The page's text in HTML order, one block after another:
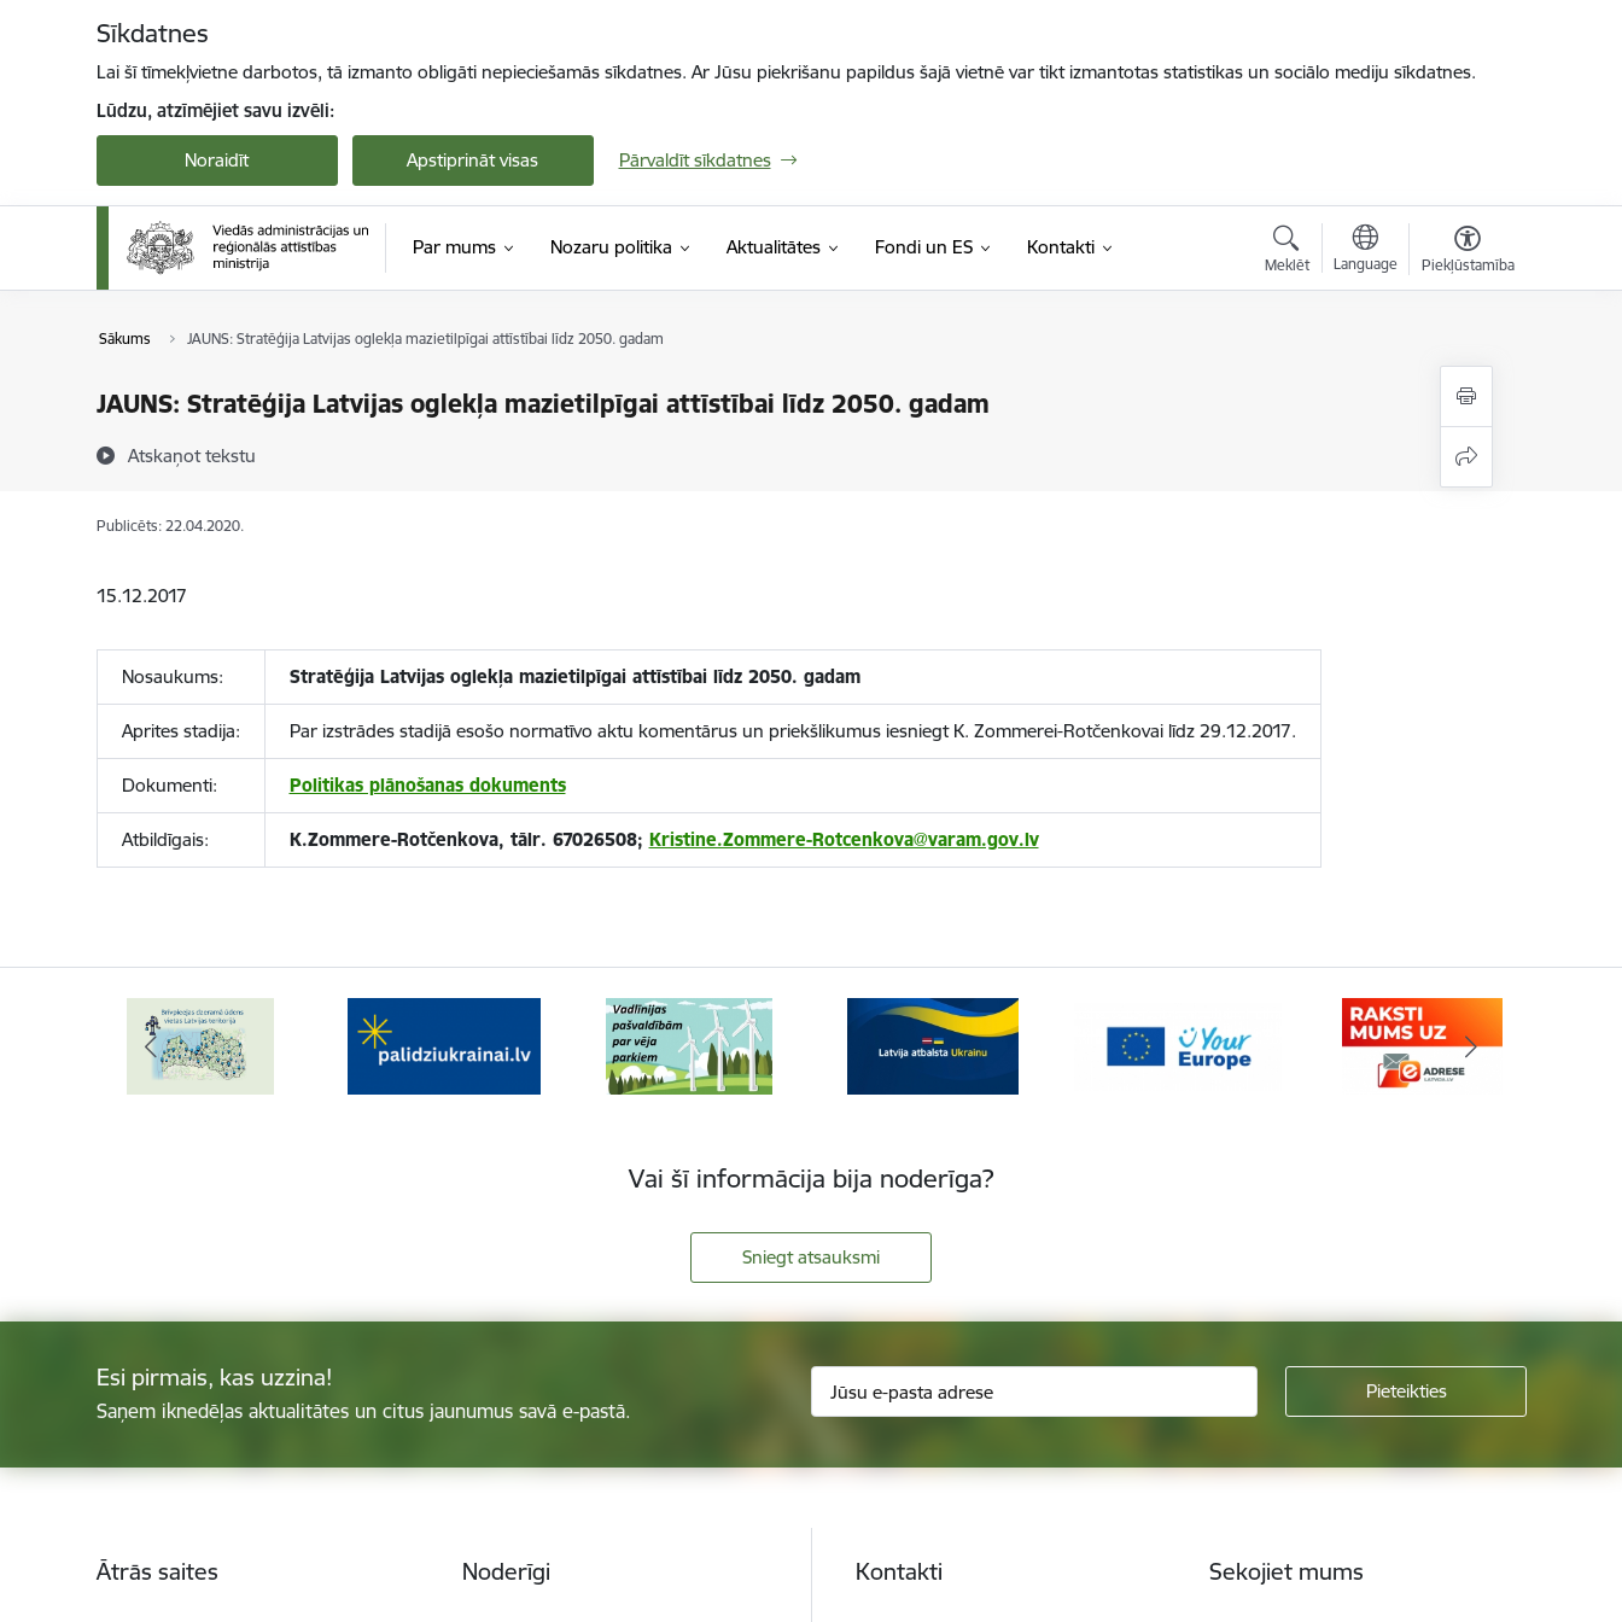
Sīkdatnes
Lai šī tīmekļvietne darbotos, tā izmanto obligāti nepieciešamās sīkdatnes. Ar Jūsu piekrišanu papildus šajā vietnē var tikt izmantotas statistikas un sociālo mediju sīkdatnes.
Lūdzu, atzīmējiet savu izvēli:
Noraidīt Apstiprināt visas Pārvaldīt sīkdatnes
Par mums Nozaru politika Aktualitātes Fondi un ES Kontakti
Meklēt Language Piekļūstamība
Sākums JAUNS: Stratēģija Latvijas oglekļa mazietilpīgai attīstībai līdz 2050. gadam
JAUNS: Stratēģija Latvijas oglekļa mazietilpīgai attīstībai līdz 2050. gadam
Atskaņot tekstu
Publicēts: 22.04.2020.
15.12.2017
Nosaukums: Stratēģija Latvijas oglekļa mazietilpīgai attīstībai līdz 2050. gadam
Aprites stadija: Par izstrādes stadijā esošo normatīvo aktu komentārus un priekšlikumus iesniegt K. Zommerei-Rotčenkovai līdz 29.12.2017.
Dokumenti: Politikas plānošanas dokuments
Atbildīgais: K.Zommere-Rotčenkova, tālr. 67026508; Kristine.Zommere-Rotcenkova@varam.gov.lv
Vai šī informācija bija noderīga?
Sniegt atsauksmi
Esi pirmais, kas uzzina!
Saņem iknedēļas aktualitātes un citus jaunumus savā e-pastā.
Ātrās saites Noderīgi Kontakti Sekojiet mums